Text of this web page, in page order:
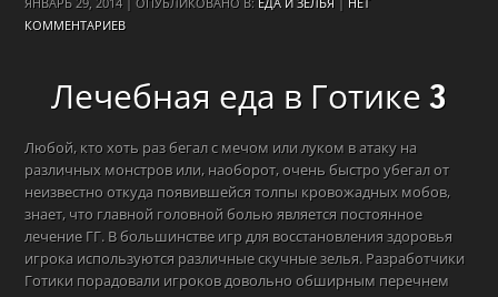
КОММЕНТАРИЕВ
Лечебная еда в Готике 3
Любой, кто хоть раз бегал с мечом или луком в атаку на
различных монстров или, наоборот, очень быстро убегал от
неизвестно откуда появившейся толпы кровожадных мобов,
знает, что главной головной болью является постоянное
лечение ГГ. В большинстве игр для восстановления здоровья
игрока используются различные скучные зелья. Разработчики
Готики порадовали игроков довольно обширным перечнем